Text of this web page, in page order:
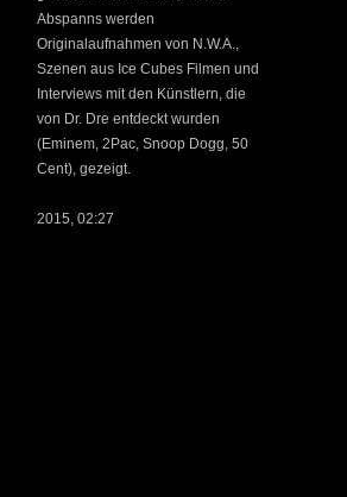
Abspanns werden
Originalaufnahmen von N.W.A.,
Szenen aus Ice Cubes Filmen und
Interviews mit den Künstlern, die
von Dr. Dre entdeckt wurden
(Eminem, 2Pac, Snoop Dogg, 50
Cent), gezeigt.
2015, 02:27